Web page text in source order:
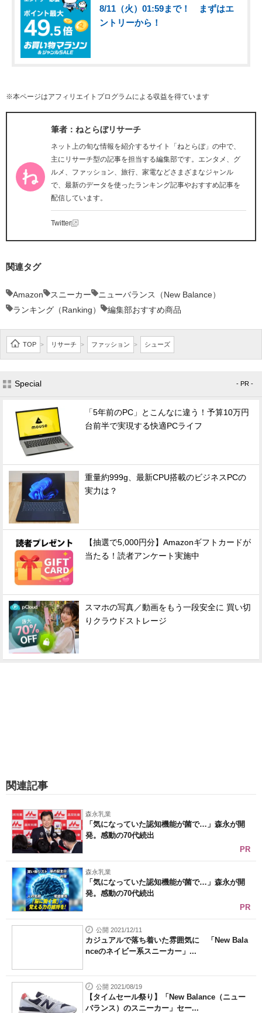
8/11（火）01:59まで！ まずはエ
ントリーから！
※本ページはアフィリエイトプログラムによる収益を得ています
筆者：ねとらぼリサーチ
ネット上の旬な情報を紹介するサイト「ねとらぼ」の中で、
主にリサーチ型の記事を担当する編集部です。エンタメ、グ
ルメ、ファッション、旅行、家電などさまざまなジャンル
で、最新のデータを使ったランキング記事やおすすめ記事を
配信しています。
Twitter
関連タグ
Amazon スニーカー
ニューバランス（New Balance）
ランキング（Ranking）
編集部おすすめ商品
TOP > リサーチ > ファッション > シューズ
Special - PR -
「5年前のPC」とこんなに違う！予算10万円
台前半で実現する快適PCライフ
重量約999g、最新CPU搭載のビジネスPCの
実力は？
【抽選で5,000円分】Amazonギフトカードが
当たる！読者アンケート実施中
スマホの写真／動画をもう一段安全に 買い切
りクラウドストレージ
関連記事
森永乳業
「気になっていた認知機能が菌で…」森永が開
発。感動の70代続出
PR
森永乳業
「気になっていた認知機能が菌で…」森永が開
発。感動の70代続出
PR
公開 2021/12/11
カジュアルで落ち着いた雰囲気に 「New Bala
nceのネイビー系スニーカー」...
公開 2021/08/19
【タイムセール祭り】「New Balance（ニュー
バランス）のスニーカー」セー...